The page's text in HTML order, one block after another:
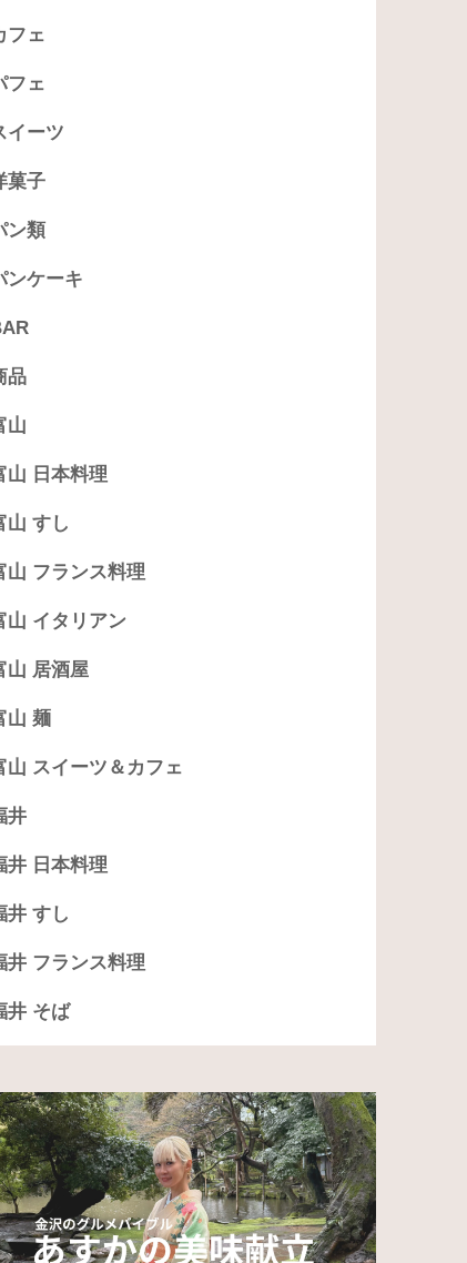
フェ
フェ
イーツ
菓子
ン類
ンケーキ
品
山
山 日本料理
山 すし
山 フランス料理
山 イタリアン
山 居酒屋
山 麺
山 スイーツ＆カフェ
井
井 日本料理
井 すし
井 フランス料理
井 そば